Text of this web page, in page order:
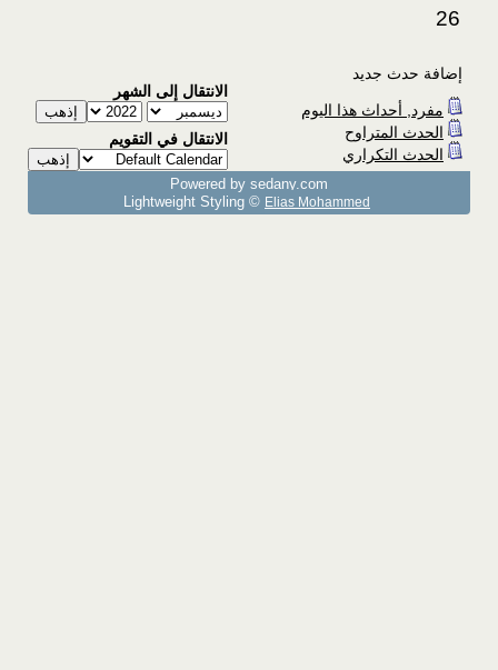
26
إضافة حدث جديد
مفرد, أحداث هذا اليوم
الحدث المتراوح
الحدث التكراري
الانتقال إلى الشهر
الانتقال في التقويم
Powered by sedany.com
Lightweight Styling © Elias Mohammed